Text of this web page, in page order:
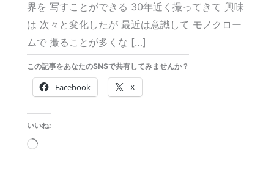
界を 写すことができる 30年近く撮ってきて 興味
は 次々と変化したが 最近は意識して モノクロー
ムで 撮ることが多くな […]
この記事をあなたのSNSで共有してみませんか？
Facebook X
いいね:
読